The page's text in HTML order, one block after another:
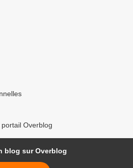
Overblog
blog sur Overblog